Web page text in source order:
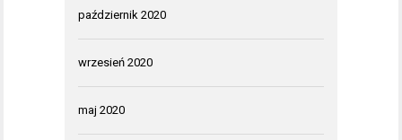
październik 2020
wrzesień 2020
maj 2020